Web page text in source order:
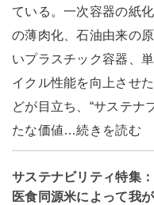
ている。一次容器の紙
の薄肉化、石油由来の
いプラスチック容器、
イクル性能を向上させ
どが目立ち、“サステナ
たな価値…続きを読む
サステナビリティ特集
医食同源米によって我